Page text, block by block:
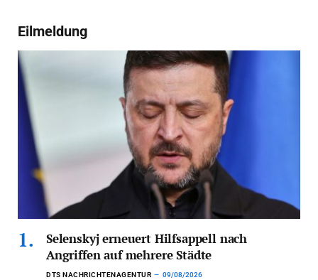
Eilmeldung
Selenskyj erneuert Hilfsappell nach
Angriffen auf mehrere Städte
DTS NACHRICHTENAGENTUR 09/08/2026